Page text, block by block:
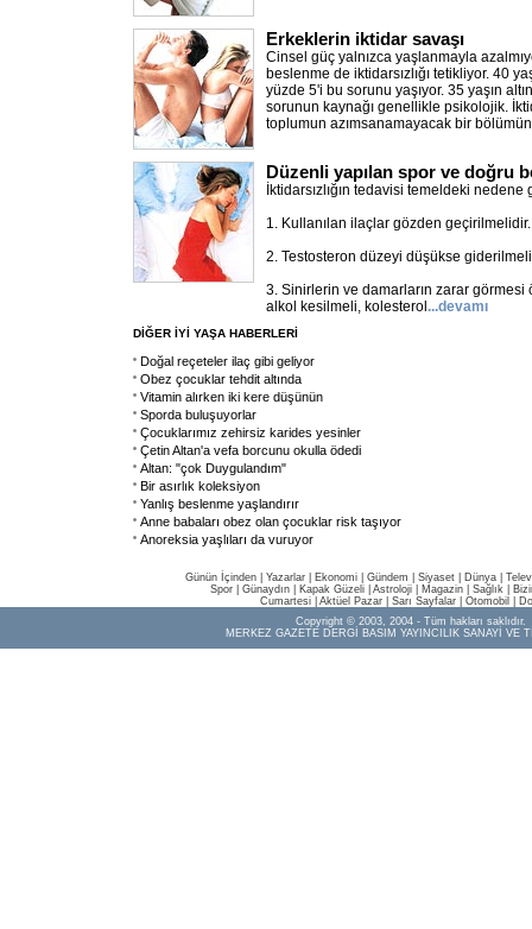
Erkeklerin iktidar savaşı
Cinsel güç yalnızca yaşlanmayla
beslenme de iktidarsızlığı tetikliyor. 40
yüzde 5'i bu sorunu yaşıyor. 35 yaşın
sorunun kaynağı genellikle psikolojik.
toplumun azımsanamayacak bir
Düzenli yapılan spor ve doğru
İktidarsızlığın tedavisi temeldeki
1. Kullanılan ilaçlar gözden geçirilmelidir.
2. Testosteron düzeyi düşükse
3. Sinirlerin ve damarların zarar
alkol kesilmeli, kolesterol ...devamı
DİĞER İYİ YAŞA HABERLERİ
Doğal reçeteler ilaç gibi geliyor
Obez çocuklar tehdit altında
Vitamin alırken iki kere düşünün
Sporda buluşuyorlar
Çocuklarımız zehirsiz karides yesinler
Çetin Altan'a vefa borcunu okulla ödedi
Altan: "çok Duygulandım"
Bir asırlık koleksiyon
Yanlış beslenme yaşlandırır
Anne babaları obez olan çocuklar risk taşıyor
Anoreksia yaşlıları da vuruyor
Günün İçinden Yazarlar Ekonomi Gündem Siyaset Dünya |
Spor
Günaydın Kapak Güzeli Astroloji Magazin Sağlık
Cumartesi| Aktüel Pazar| Sarı Sayfalar| Otomobil
Copyright © 2003, 2004 - Tüm hakları saklıdır.
MERKEZ GAZETE DERGİ BASIM YAYINCILIK SANAYİ VE